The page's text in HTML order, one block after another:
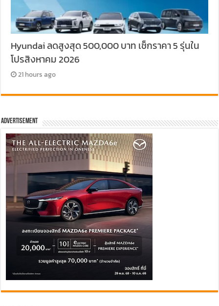
Hyundai ลดสูงสุด 500,000 บาท เช็กราคา 5 รุ่นใน
โปรสิงหาคม 2026
21 hours ago
Advertisement